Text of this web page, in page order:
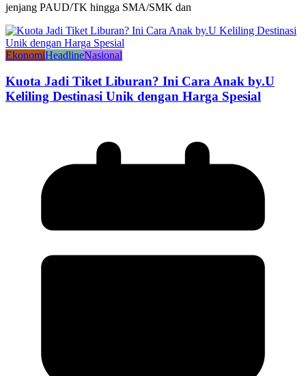
jenjang PAUD/TK hingga SMA/SMK dan
EkonomiHeadlineNasional
Kuota Jadi Tiket Liburan? Ini Cara Anak by.U
Keliling Destinasi Unik dengan Harga Spesial